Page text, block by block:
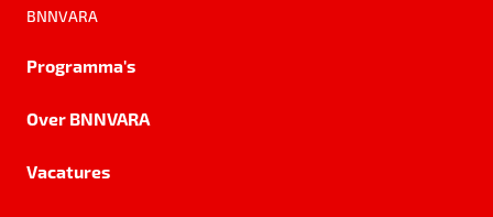
BNNVARA
Programma's
Over BNNVARA
Vacatures